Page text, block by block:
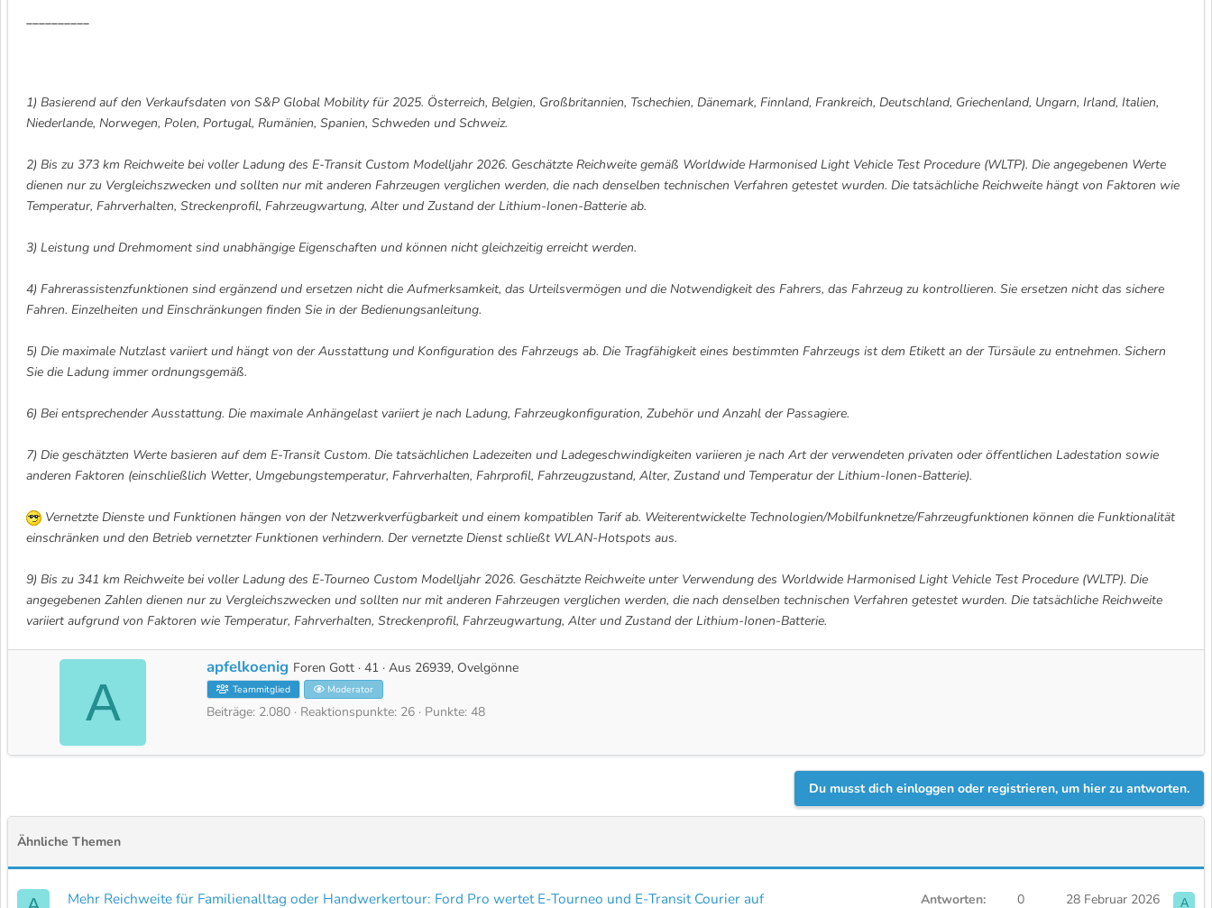
__________
1) Basierend auf den Verkaufsdaten von S&P Global Mobility für 2025. Österreich, Belgien, Großbritannien, Tschechien, Dänemark, Finnland, Frankreich, Deutschland, Griechenland, Ungarn, Irland, Italien,
Niederlande, Norwegen, Polen, Portugal, Rumänien, Spanien, Schweden und Schweiz.
2) Bis zu 373 km Reichweite bei voller Ladung des E-Transit Custom Modelljahr 2026. Geschätzte Reichweite gemäß Worldwide Harmonised Light Vehicle Test Procedure (WLTP). Die angegebenen Werte
dienen nur zu Vergleichszwecken und sollten nur mit anderen Fahrzeugen verglichen werden, die nach denselben technischen Verfahren getestet wurden. Die tatsächliche Reichweite hängt von Faktoren wie
Temperatur, Fahrverhalten, Streckenprofil, Fahrzeugwartung, Alter und Zustand der Lithium-Ionen-Batterie ab.
3) Leistung und Drehmoment sind unabhängige Eigenschaften und können nicht gleichzeitig erreicht werden.
4) Fahrerassistenzfunktionen sind ergänzend und ersetzen nicht die Aufmerksamkeit, das Urteilsvermögen und die Notwendigkeit des Fahrers, das Fahrzeug zu kontrollieren. Sie ersetzen nicht das sichere
Fahren. Einzelheiten und Einschränkungen finden Sie in der Bedienungsanleitung.
5) Die maximale Nutzlast variiert und hängt von der Ausstattung und Konfiguration des Fahrzeugs ab. Die Tragfähigkeit eines bestimmten Fahrzeugs ist dem Etikett an der Türsäule zu entnehmen. Sichern
Sie die Ladung immer ordnungsgemäß.
6) Bei entsprechender Ausstattung. Die maximale Anhängelast variiert je nach Ladung, Fahrzeugkonfiguration, Zubehör und Anzahl der Passagiere.
7) Die geschätzten Werte basieren auf dem E-Transit Custom. Die tatsächlichen Ladezeiten und Ladegeschwindigkeiten variieren je nach Art der verwendeten privaten oder öffentlichen Ladestation sowie
anderen Faktoren (einschließlich Wetter, Umgebungstemperatur, Fahrverhalten, Fahrprofil, Fahrzeugzustand, Alter, Zustand und Temperatur der Lithium-Ionen-Batterie).
Vernetzte Dienste und Funktionen hängen von der Netzwerkverfügbarkeit und einem kompatiblen Tarif ab. Weiterentwickelte Technologien/Mobilfunknetze/Fahrzeugfunktionen können die Funktionalität
einschränken und den Betrieb vernetzter Funktionen verhindern. Der vernetzte Dienst schließt WLAN-Hotspots aus.
9) Bis zu 341 km Reichweite bei voller Ladung des E-Tourneo Custom Modelljahr 2026. Geschätzte Reichweite unter Verwendung des Worldwide Harmonised Light Vehicle Test Procedure (WLTP). Die
angegebenen Zahlen dienen nur zu Vergleichszwecken und sollten nur mit anderen Fahrzeugen verglichen werden, die nach denselben technischen Verfahren getestet wurden. Die tatsächliche Reichweite
variiert aufgrund von Faktoren wie Temperatur, Fahrverhalten, Streckenprofil, Fahrzeugwartung, Alter und Zustand der Lithium-Ionen-Batterie.
A
G
e
s
n
v
apfelkoenig Foren Gott · 41 · Aus 26939, Ovelgönne
Teammitglied Moderator
Beiträge 2.080 Reaktionspunkte 26 Punkte 48
Du musst dich einloggen oder registrieren, um hier zu antworten.
Ähnliche Themen
Mehr Reichweite für Familienalltag oder Handwerkertour: Ford Pro wertet E-Tourneo und E-Transit Courier auf Antworten 0 28 Februar 2026 A